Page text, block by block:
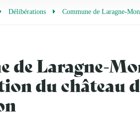
Délibérations Commune de Laragne-
de Laragne-
du château